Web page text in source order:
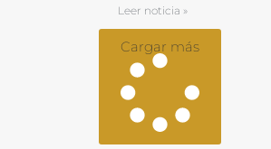
Leer noticia »
Cargar más